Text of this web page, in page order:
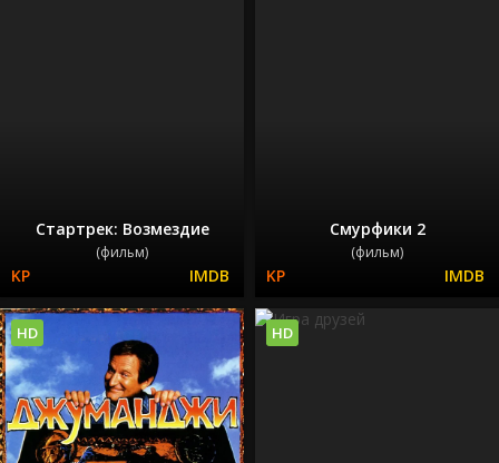
Стартрек: Возмездие
(фильм)
Смурфики 2
(фильм)
HD HD